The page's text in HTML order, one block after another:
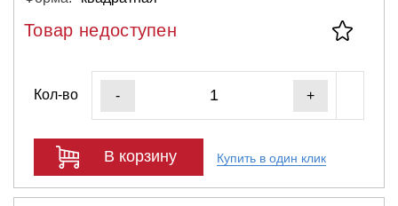
Товар недоступен
Кол-во - +
В корзину Купить в один клик